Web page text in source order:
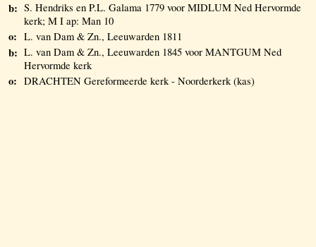
b: S. Hendriks en P.L. Galama 1779 voor MIDLUM Ned Hervormde
kerk; M I ap: Man 10
o: L. van Dam & Zn., Leeuwarden 1811
b: L. van Dam & Zn., Leeuwarden 1845 voor MANTGUM Ned
Hervormde kerk
o: DRACHTEN Gereformeerde kerk - Noorderkerk (kas)